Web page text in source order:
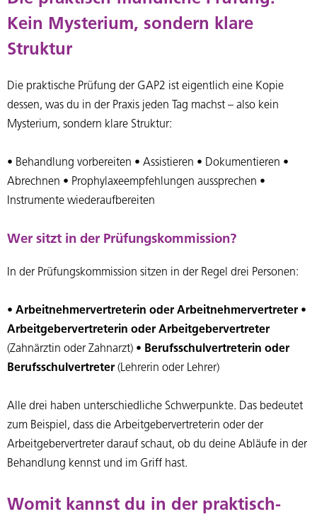
Kein Mysterium, sondern klare
Struktur
Die praktische Prüfung der GAP2 ist eigentlich eine Kopie
dessen, was du in der Praxis jeden Tag machst – also kein
Mysterium, sondern klare Struktur:
• Behandlung vorbereiten • Assistieren • Dokumentieren •
Abrechnen • Prophylaxeempfehlungen aussprechen •
Instrumente wiederaufbereiten
Wer sitzt in der Prüfungskommission?
In der Prüfungskommission sitzen in der Regel drei Personen:
• Arbeitnehmervertreterin oder Arbeitnehmervertreter •
Arbeitgebervertreterin oder Arbeitgebervertreter
(Zahnärztin oder Zahnarzt) • Berufsschulvertreterin oder
Berufsschulvertreter (Lehrerin oder Lehrer)
Alle drei haben unterschiedliche Schwerpunkte. Das bedeutet
zum Beispiel, dass die Arbeitgebervertreterin oder der
Arbeitgebervertreter darauf schaut, ob du deine Abläufe in der
Behandlung kennst und im Griff hast.
Womit kannst du in der praktisch-